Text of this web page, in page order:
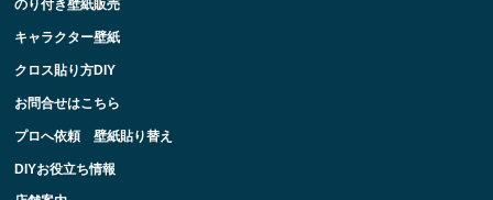
のり付き壁紙販売
キャラクター壁紙
クロス貼り方DIY
お問合せはこちら
プロへ依頼 壁紙貼り替え
DIYお役立ち情報